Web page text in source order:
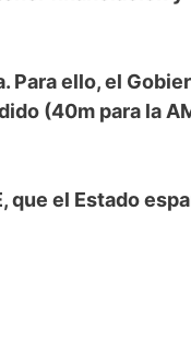
ello, el
(40m para la
el Estado